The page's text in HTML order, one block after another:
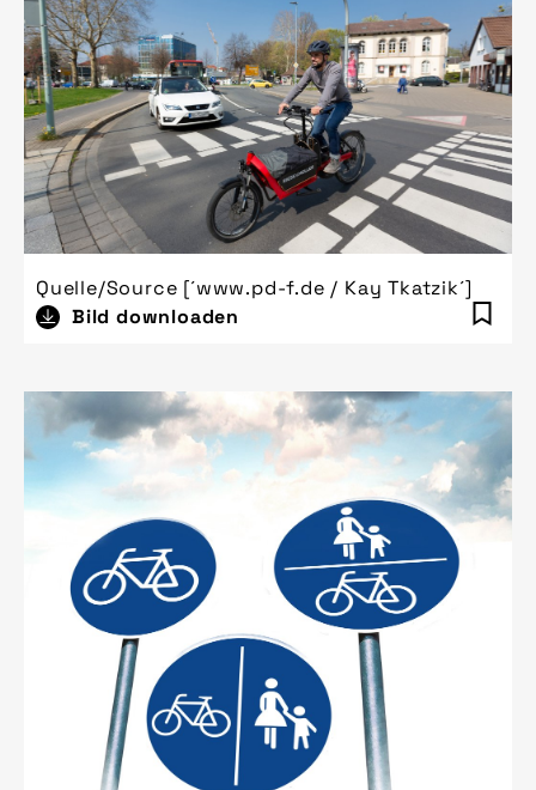
Quelle/Source [´www.pd-f.de / Kay Tkatzik´]
Bild downloaden